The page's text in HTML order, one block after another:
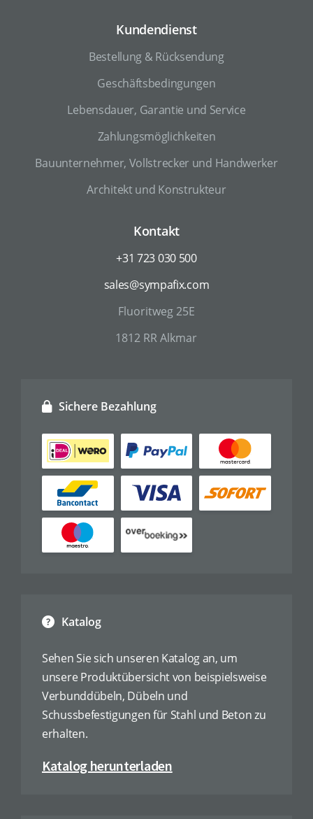
Kundendienst
Bestellung & Rücksendung
Geschäftsbedingungen
Lebensdauer, Garantie und Service
Zahlungsmöglichkeiten
Bauunternehmer, Vollstrecker und Handwerker
Architekt und Konstrukteur
Kontakt
+31 723 030 500
sales@sympafix.com
Fluoritweg 25E
1812 RR Alkmar
Katalog
Sehen Sie sich unseren Katalog an, um
unsere Produktübersicht von beispielsweise
Verbunddübeln, Dübeln und
Schussbefestigungen für Stahl und Beton zu
erhalten.
Katalog herunterladen
Sichere Bezahlung